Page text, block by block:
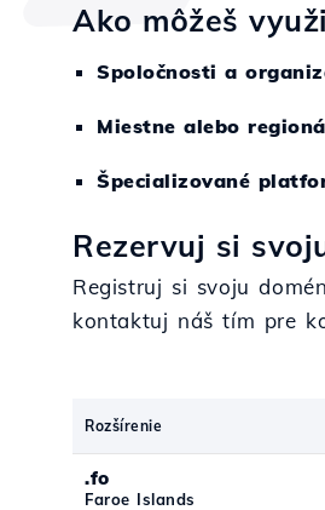
Ako môžeš
Spoločnosti a
Miestne alebo
Špecializované
Rezervuj si
Registruj si svoju
kontaktuj náš tím pre
Rozšírenie
.fo
Faroe Islands